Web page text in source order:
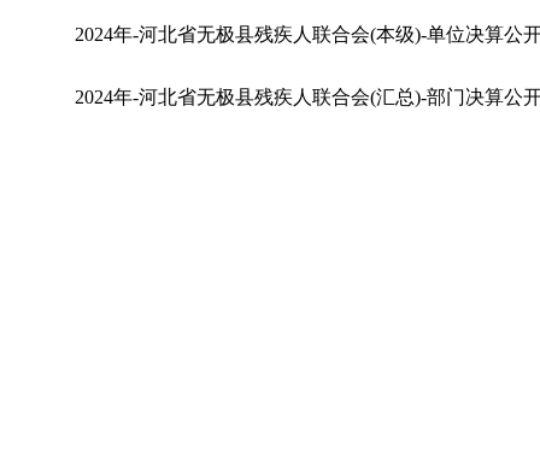
2024年-河北省无极县残疾人联合会(本级)-单位决算公
2024年-河北省无极县残疾人联合会(汇总)-部门决算公